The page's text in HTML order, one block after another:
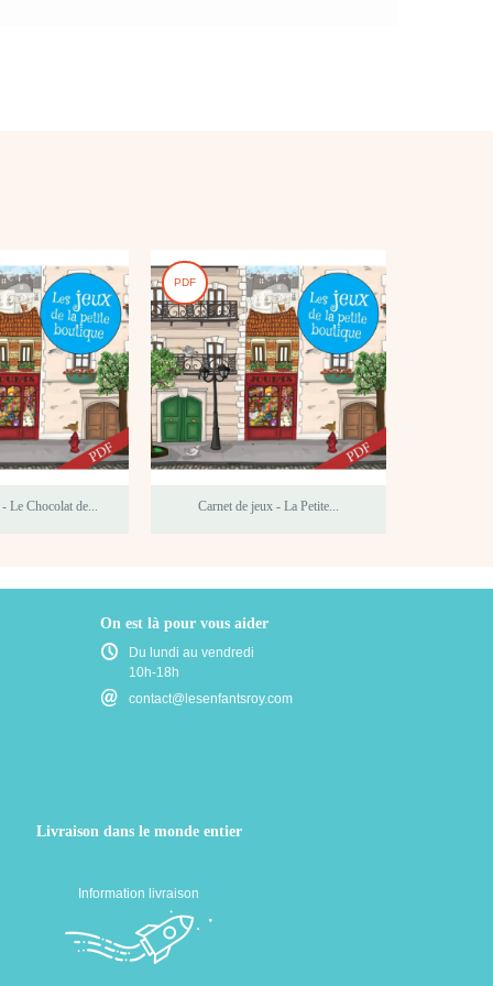
Le Chocolat de...
PDF
Carnet de jeux - La Petite...
On est là pour vous aider
Du lundi au vendredi
10h-18h
contact@lesenfantsroy.com
Livraison dans le monde entier
Information livraison